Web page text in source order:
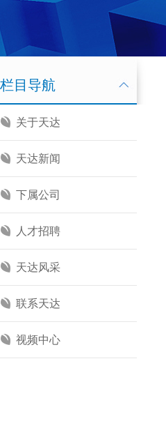
栏目导航
关于天达
天达新闻
下属公司
人才招聘
天达风采
联系天达
视频中心